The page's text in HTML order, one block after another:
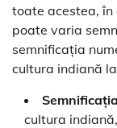
toate acestea,
poate varia
semnificația
cultura indiană
cultura